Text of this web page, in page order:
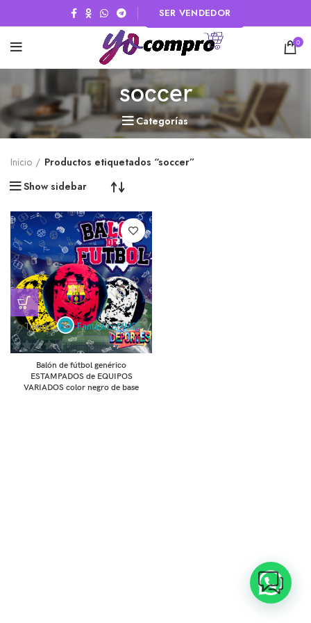
SER VENDEDOR
0
soccer
Categorías
Inicio
Productos etiquetados “soccer”
Show sidebar
Tienda: FantásticoMMD
Balón de fútbol genérico
ESTAMPADOS de EQUIPOS
VARIADOS color negro de base